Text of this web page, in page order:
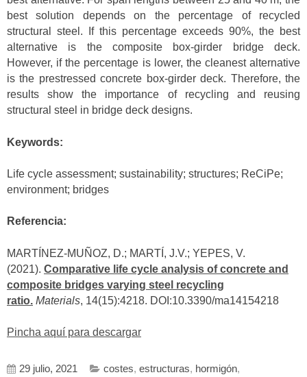
best solution depends on the percentage of recycled
structural steel. If this percentage exceeds 90%, the best
alternative is the composite box-girder bridge deck.
However, if the percentage is lower, the cleanest alternative
is the prestressed concrete box-girder deck. Therefore, the
results show the importance of recycling and reusing
structural steel in bridge deck designs.
Keywords:
Life cycle assessment; sustainability; structures; ReCiPe;
environment; bridges
Referencia:
MARTÍNEZ-MUÑOZ, D.; MARTÍ, J.V.; YEPES, V.
(2021). Comparative life cycle analysis of concrete and
composite bridges varying steel recycling
ratio. Materials, 14(15):4218. DOI:10.3390/ma14154218
Pincha aquí para descargar
29 julio, 2021 costes, estructuras, hormigón,